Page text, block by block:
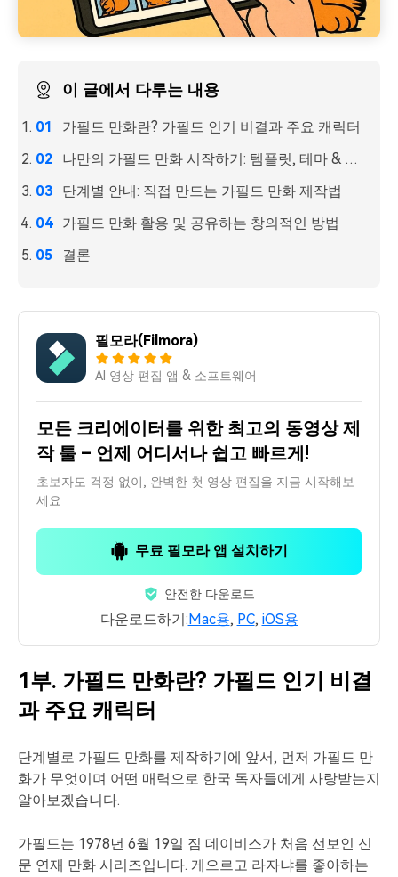
이 글에서 다루는 내용
가필드 만화란? 가필드 인기 비결과 주요 캐릭터
나만의 가필드 만화 시작하기: 템플릿, 테마 & 설정 가이드
단계별 안내: 직접 만드는 가필드 만화 제작법
가필드 만화 활용 및 공유하는 창의적인 방법
결론
필모라(Filmora)
AI 영상 편집 앱 & 소프트웨어
모든 크리에이터를 위한 최고의 동영상 제
작 툴 – 언제 어디서나 쉽고 빠르게!
초보자도 걱정 없이, 완벽한 첫 영상 편집을 지금 시작해보
세요
무료 필모라 앱 설치하기
안전한 다운로드
다운로드하기: Mac용, PC, iOS용
1부. 가필드 만화란? 가필드 인기 비결
과 주요 캐릭터
단계별로 가필드 만화를 제작하기에 앞서, 먼저 가필드 만
화가 무엇이며 어떤 매력으로 한국 독자들에게 사랑받는지
알아보겠습니다.
가필드는 1978년 6월 19일 짐 데이비스가 처음 선보인 신
문 연재 만화 시리즈입니다. 게으르고 라자냐를 좋아하는